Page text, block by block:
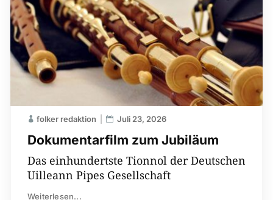
Dokumentarfilm zum Jubiläum
folker redaktion Juli 23, 2026
Das einhundertste Tionnol der Deutschen
Uilleann Pipes Gesellschaft
Weiterlesen...